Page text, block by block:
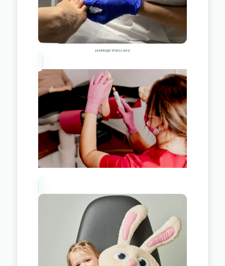
podologia Warszawa